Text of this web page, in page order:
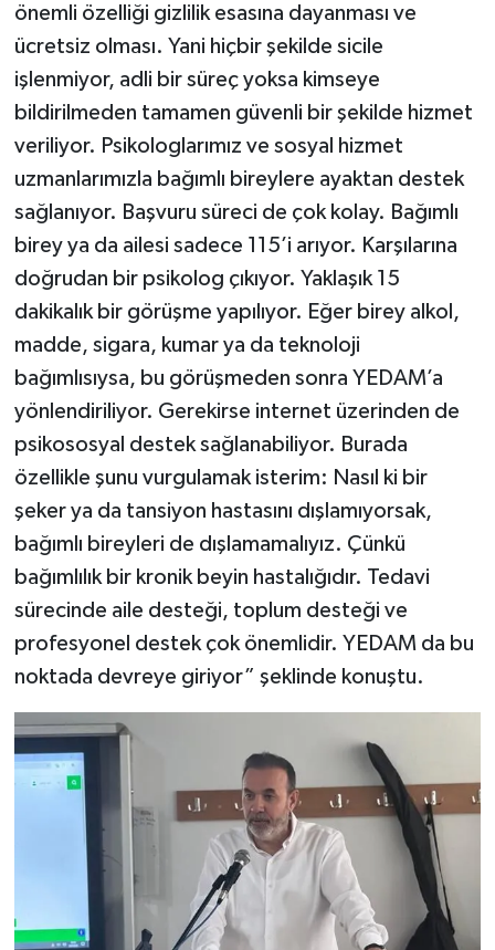
önemli özelliği gizlilik esasına dayanması ve
ücretsiz olması. Yani hiçbir şekilde sicile
işlenmiyor, adli bir süreç yoksa kimseye
bildirilmeden tamamen güvenli bir şekilde hizmet
veriliyor. Psikologlarımız ve sosyal hizmet
uzmanlarımızla bağımlı bireylere ayaktan destek
sağlanıyor. Başvuru süreci de çok kolay. Bağımlı
birey ya da ailesi sadece 115’i arıyor. Karşılarına
doğrudan bir psikolog çıkıyor. Yaklaşık 15
dakikalık bir görüşme yapılıyor. Eğer birey alkol,
madde, sigara, kumar ya da teknoloji
bağımlısıysa, bu görüşmeden sonra YEDAM’a
yönlendiriliyor. Gerekirse internet üzerinden de
psikososyal destek sağlanabiliyor. Burada
özellikle şunu vurgulamak isterim: Nasıl ki bir
şeker ya da tansiyon hastasını dışlamıyorsak,
bağımlı bireyleri de dışlamamalıyız. Çünkü
bağımlılık bir kronik beyin hastalığıdır. Tedavi
sürecinde aile desteği, toplum desteği ve
profesyonel destek çok önemlidir. YEDAM da bu
noktada devreye giriyor” şeklinde konuştu.